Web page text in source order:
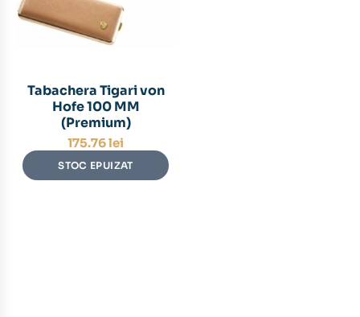
Tabachera Tigari von
Hofe 100 MM
(Premium)
175.76lei
STOC EPUIZAT